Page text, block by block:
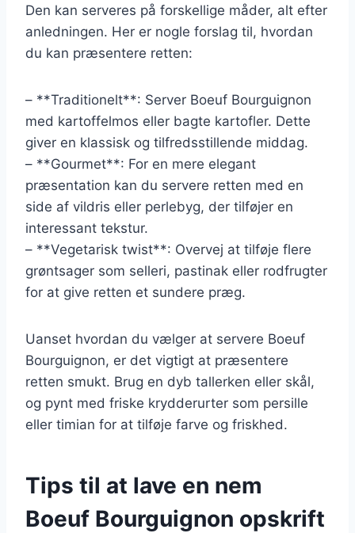
Den kan serveres på forskellige måder, alt efter
anledningen. Her er nogle forslag til, hvordan
du kan præsentere retten:
– **Traditionelt**: Server Boeuf Bourguignon
med kartoffelmos eller bagte kartofler. Dette
giver en klassisk og tilfredsstillende middag.
– **Gourmet**: For en mere elegant
præsentation kan du servere retten med en
side af vildris eller perlebyg, der tilføjer en
interessant tekstur.
– **Vegetarisk twist**: Overvej at tilføje flere
grøntsager som selleri, pastinak eller rodfrugter
for at give retten et sundere præg.
Uanset hvordan du vælger at servere Boeuf
Bourguignon, er det vigtigt at præsentere
retten smukt. Brug en dyb tallerken eller skål,
og pynt med friske krydderurter som persille
eller timian for at tilføje farve og friskhed.
Tips til at lave en nem
Boeuf Bourguignon opskrift